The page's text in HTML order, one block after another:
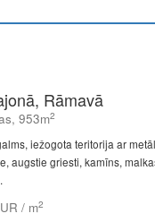
Rāmavā
953m2
iežogota teritorija ar
augstie griesti, kamīns,
/ m2